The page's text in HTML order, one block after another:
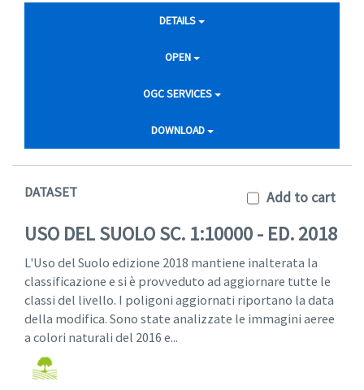
DETAILS
OPEN
OGC SERVICES
DOWNLOAD
DATASET Add to cart
USO DEL SUOLO SC. 1:10000 - ED. 2018
L'Uso del Suolo edizione 2018 mantiene inalterata la
classificazione e si è provveduto ad aggiornare tutte le
classi del livello. I poligoni aggiornati riportano la data
della modifica. Sono state analizzate le immagini aeree
a colori naturali del 2016 e...